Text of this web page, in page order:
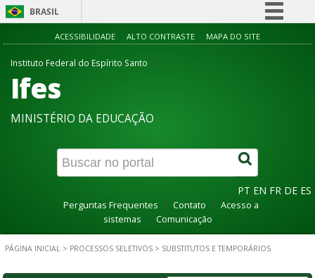
BRASIL
Simplifique!
Canais
ACESSIBILIDADE ALTO CONTRASTE MAPA DO SITE
Instituto Federal do Espírito Santo
Ifes
MINISTÉRIO DA EDUCAÇÃO
PT EN FR DE ES
Perguntas Frequentes Contato
Acesso a
sistemas
Comunicação
PÁGINA INICIAL > PROCESSOS SELETIVOS > SUBSTITUTOS E TEMPORÁRIOS